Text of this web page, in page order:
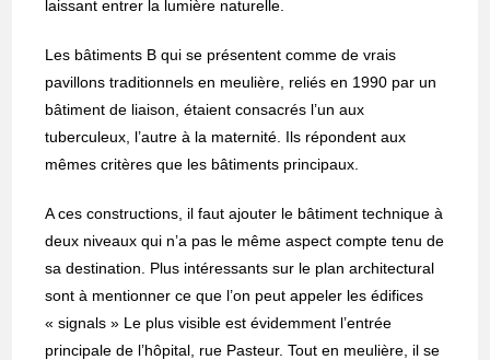
laissant entrer la lumière naturelle.
Les bâtiments B qui se présentent comme de vrais
pavillons traditionnels en meulière, reliés en 1990 par un
bâtiment de liaison, étaient consacrés l’un aux
tuberculeux, l’autre à la maternité. Ils répondent aux
mêmes critères que les bâtiments principaux.
A ces constructions, il faut ajouter le bâtiment technique à
deux niveaux qui n’a pas le même aspect compte tenu de
sa destination. Plus intéressants sur le plan architectural
sont à mentionner ce que l’on peut appeler les édifices
« signals » Le plus visible est évidemment l’entrée
principale de l’hôpital, rue Pasteur. Tout en meulière, il se